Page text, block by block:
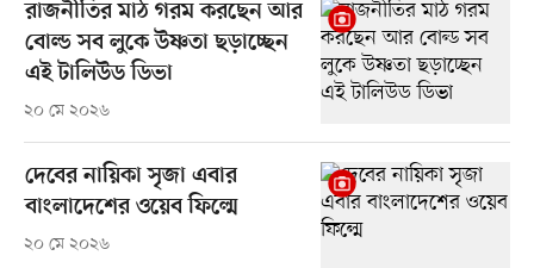
রাজনীতির মাঠ গরম করছেন আর
বোল্ড সব লুকে উষ্ণতা ছড়াচ্ছেন
এই টালিউড ডিভা
২০ মে ২০২৬
দেবের নায়িকা সৃজা এবার
বাংলাদেশের ওয়েব ফিল্মে
২০ মে ২০২৬